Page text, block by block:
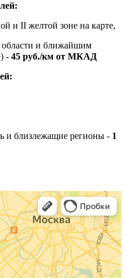
и II желтой зоне на карте,
области и ближайшим
- 45 руб./км от МКАД
и близлежащие регионы - 1